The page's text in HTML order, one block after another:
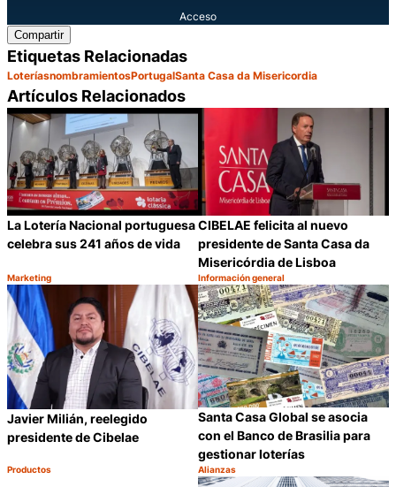
Acceso
Compartir
Etiquetas Relacionadas
LoteríasnombramientosPortugalSanta Casa da Misericordia
Artículos Relacionados
La Lotería Nacional portuguesa
celebra sus 241 años de vida
Categoría:
Marketing
Compartir
CIBELAE felicita al nuevo
presidente de Santa Casa da
Misericórdia de Lisboa
Categoría:
Información general
Javier Milián, reelegido
presidente de Cibelae
Categoría:
Productos
Compartir
Santa Casa Global se asocia
con el Banco de Brasilia para
gestionar loterías
Categoría:
Alianzas